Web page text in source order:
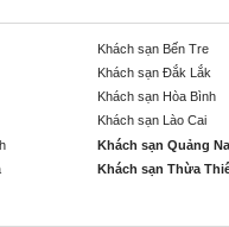
Khách sạn Bến Tre
Khách sạn Đắk Lắk
Khách sạn Hòa Bình
Khách sạn Lào Cai
Khách sạn Quảng
Khách sạn Thừa